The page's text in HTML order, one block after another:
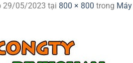
29/05/2023 tại 800 × 800 trong